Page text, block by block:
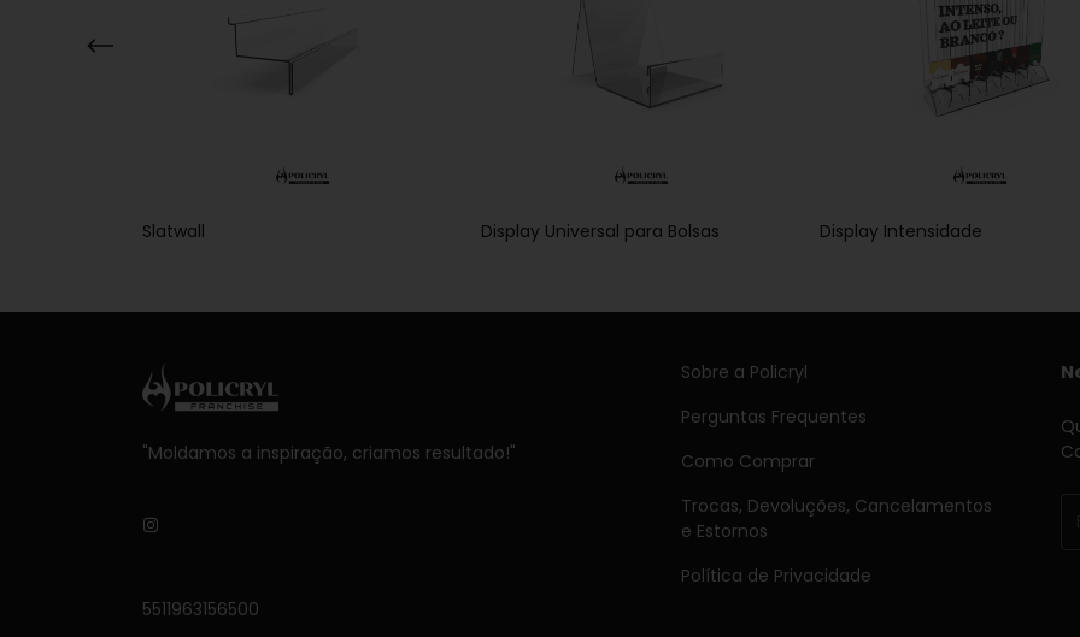
Slatwall Display Universal para Bolsas Display Intensidade
"Moldamos a inspiração, criamos resultado!"
5511963156500
Sobre a Policryl
Perguntas Frequentes
Como Comprar
Trocas, Devoluções, Cancelamentos
e Estornos
Política de Privacidade